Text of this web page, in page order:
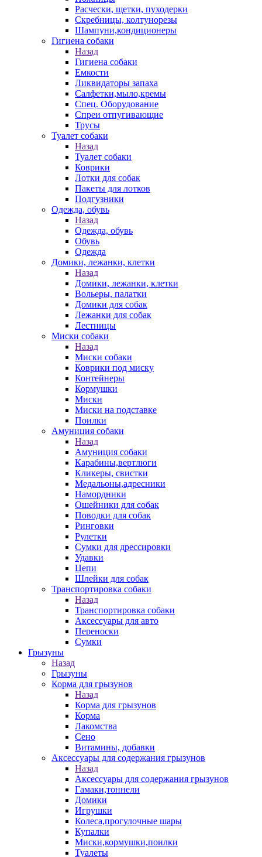
Расчески, щетки, пуходерки
Скребницы, колтунорезы
Шампуни,кондиционеры
Гигиена собаки
Назад
Гигиена собаки
Емкости
Ликвидаторы запаха
Салфетки,мыло,кремы
Спец. Оборудование
Спреи отпугивающие
Трусы
Туалет собаки
Назад
Туалет собаки
Коврики
Лотки для собак
Пакеты для лотков
Подгузники
Одежда, обувь
Назад
Одежда, обувь
Обувь
Одежда
Домики, лежанки, клетки
Назад
Домики, лежанки, клетки
Вольеры, палатки
Домики для собак
Лежанки для собак
Лестницы
Миски собаки
Назад
Миски собаки
Коврики под миску
Контейнеры
Кормушки
Миски
Миски на подставке
Поилки
Амуниция собаки
Назад
Амуниция собаки
Карабины,вертлюги
Кликеры, свистки
Медальоны,адресники
Намордники
Ошейники для собак
Поводки для собак
Ринговки
Рулетки
Сумки для дрессировки
Удавки
Цепи
Шлейки для собак
Транспортировка собаки
Назад
Транспортировка собаки
Аксессуары для авто
Переноски
Сумки
Грызуны
Назад
Грызуны
Корма для грызунов
Назад
Корма для грызунов
Корма
Лакомства
Сено
Витамины, добавки
Аксессуары для содержания грызунов
Назад
Аксессуары для содержания грызунов
Гамаки,тоннели
Домики
Игрушки
Колеса,прогулочные шары
Купалки
Миски,кормушки,поилки
Туалеты